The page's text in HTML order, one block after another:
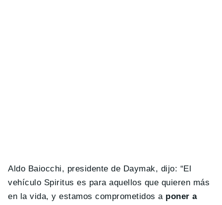
Aldo Baiocchi, presidente de Daymak, dijo: “El
vehículo Spiritus es para aquellos que quieren más
en la vida, y estamos comprometidos aponer a